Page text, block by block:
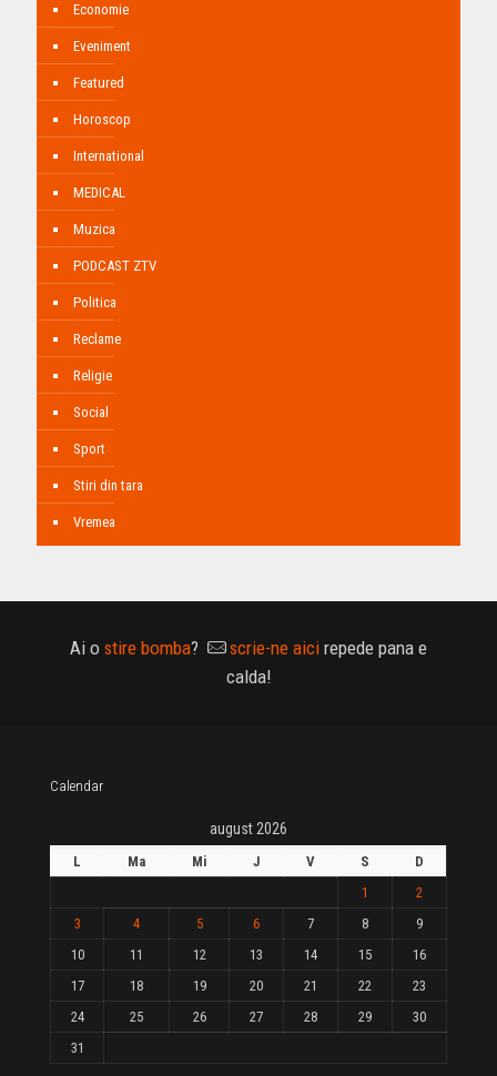
Economie
Eveniment
Featured
Horoscop
International
MEDICAL
Muzica
PODCAST ZTV
Politica
Reclame
Religie
Social
Sport
Stiri din tara
Vremea
Ai o stire bomba? scrie-ne aici repede pana e
calda!
Calendar
august 2026
L Ma Mi J V S
D
1
2
3
4 5 6 7 8
9
10
11 12 13 14 15
16
17
18 19 20 21 22
23
24
25 26 27 28 29
30
31